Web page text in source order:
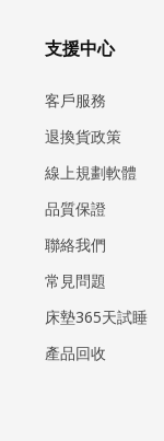
支援中心
客戶服務
退換貨政策
線上規劃軟體
品質保證
聯絡我們
常見問題
床墊365天試睡
產品回收